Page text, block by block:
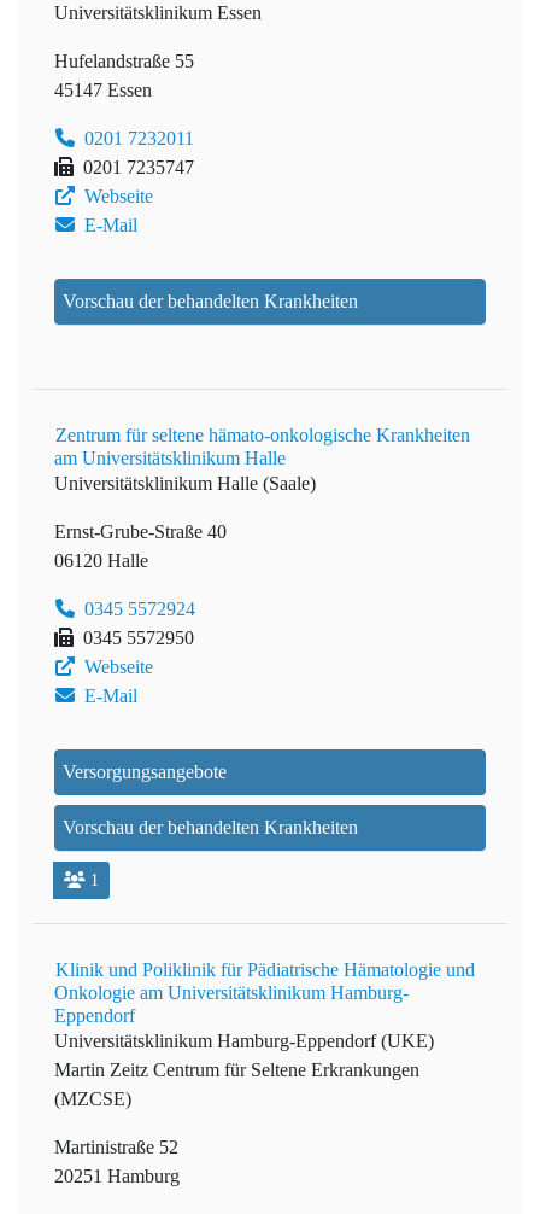
Universitätsklinikum Essen
Hufelandstraße 55
45147 Essen
0201 7232011
0201 7235747
Webseite
E-Mail
Vorschau der behandelten Krankheiten
Zentrum für seltene hämato-onkologische Krankheiten
am Universitätsklinikum Halle
Universitätsklinikum Halle (Saale)
Ernst-Grube-Straße 40
06120 Halle
0345 5572924
0345 5572950
Webseite
E-Mail
Versorgungsangebote
Vorschau der behandelten Krankheiten
1
Klinik und Poliklinik für Pädiatrische Hämatologie und
Onkologie am Universitätsklinikum Hamburg-
Eppendorf
Universitätsklinikum Hamburg-Eppendorf (UKE)
Martin Zeitz Centrum für Seltene Erkrankungen
(MZCSE)
Martinistraße 52
20251 Hamburg